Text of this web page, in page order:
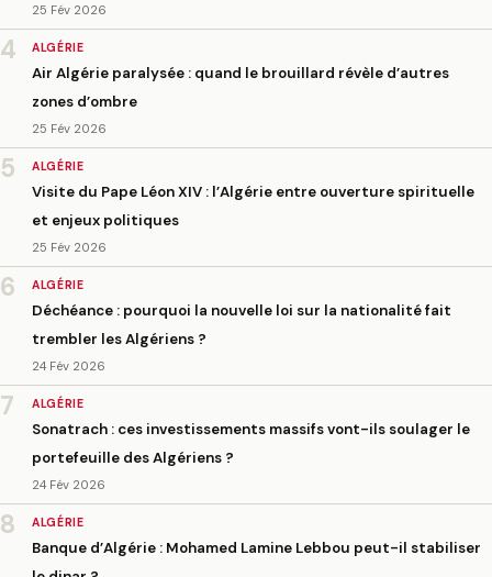
25 Fév 2026
4 ALGÉRIE
Air Algérie paralysée : quand le brouillard révèle d’autres
zones d’ombre
25 Fév 2026
5 ALGÉRIE
Visite du Pape Léon XIV : l’Algérie entre ouverture spirituelle
et enjeux politiques
25 Fév 2026
6 ALGÉRIE
Déchéance : pourquoi la nouvelle loi sur la nationalité fait
trembler les Algériens ?
24 Fév 2026
7 ALGÉRIE
Sonatrach : ces investissements massifs vont-ils soulager le
portefeuille des Algériens ?
24 Fév 2026
8 ALGÉRIE
Banque d’Algérie : Mohamed Lamine Lebbou peut-il stabiliser